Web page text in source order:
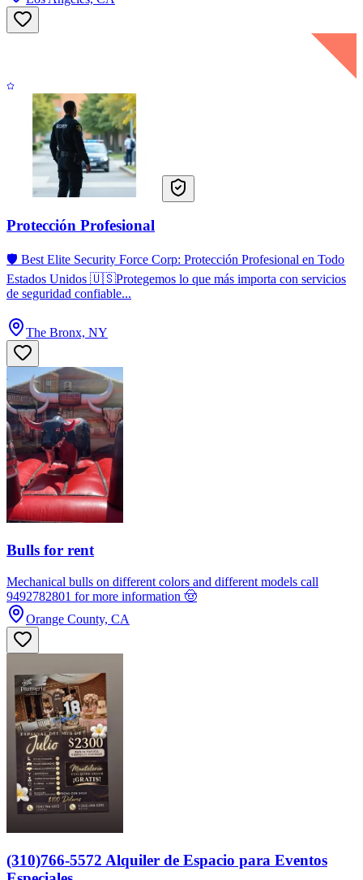
Protección Profesional
🛡️ Best Elite Security Force Corp: Protección Profesional en Todo
Estados Unidos 🇺🇸Protegemos lo que más importa con servicios
de seguridad confiable...
The Bronx, NY
Bulls for rent
Mechanical bulls on different colors and different models call
9492782801 for more information 🤠
Orange County, CA
(310)766-5572 Alquiler de Espacio para Eventos